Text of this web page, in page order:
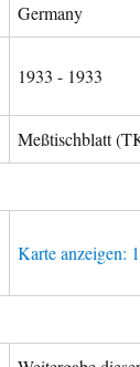
Germany
1933 - 1933
Meßtischblatt
Karte anzeigen: